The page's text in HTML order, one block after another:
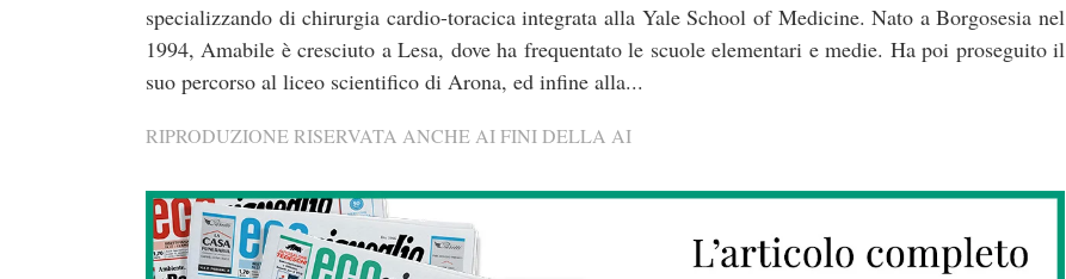
specializzando di chirurgia cardio-toracica integrata alla Yale School of Medicine. Nato a Borgosesia nel
1994, Amabile è cresciuto a Lesa, dove ha frequentato le scuole elementari e medie. Ha poi proseguito il
suo percorso al liceo scientifico di Arona, ed infine alla...
RIPRODUZIONE RISERVATA ANCHE AI FINI DELLA AI